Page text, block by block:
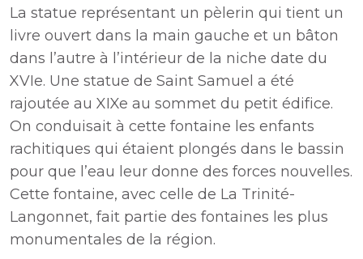
La statue représentant un pèlerin qui tient un
livre ouvert dans la main gauche et un bâton
dans l’autre à l’intérieur de la niche date du
XVIe. Une statue de Saint Samuel a été
rajoutée au XIXe au sommet du petit édifice.
On conduisait à cette fontaine les enfants
rachitiques qui étaient plongés dans le bassin
pour que l’eau leur donne des forces nouvelles.
Cette fontaine, avec celle de La Trinité-
Langonnet, fait partie des fontaines les plus
monumentales de la région.